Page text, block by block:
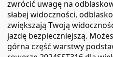
zwrócić uwagę na
słabej widoczności,
zwiększają Twoją
jazdę bezpieczniejszą.
górna część warstwy